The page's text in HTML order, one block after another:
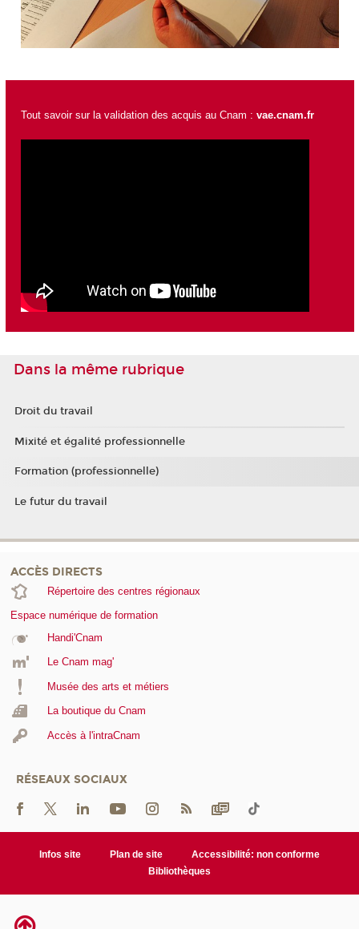
Tout savoir sur la validation des acquis au Cnam : vae.cnam.fr
Dans la même rubrique
Droit du travail
Mixité et égalité professionnelle
Formation (professionnelle)
Le futur du travail
ACCÈS DIRECTS
Répertoire des centres régionaux
Espace numérique de formation
Handi'Cnam
Le Cnam mag'
Musée des arts et métiers
La boutique du Cnam
Accès à l'intraCnam
RÉSEAUX SOCIAUX
Infos site Plan de site
Accessibilité: non conforme
Bibliothèques